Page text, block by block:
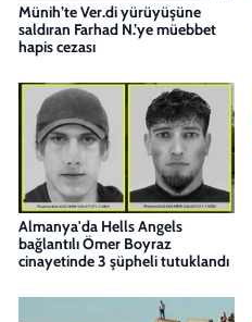
Münih’te Ver.di yürüyüşüne
saldıran Farhad N.’ye müebbet
hapis cezası
Almanya'da Hells Angels
bağlantılı Ömer Boyraz
cinayetinde 3 şüpheli tutuklandı